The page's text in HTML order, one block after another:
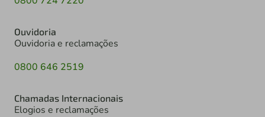
Ouvidoria
Ouvidoria e reclamações
0800 646 2519
Chamadas Internacionais
Elogios e reclamações